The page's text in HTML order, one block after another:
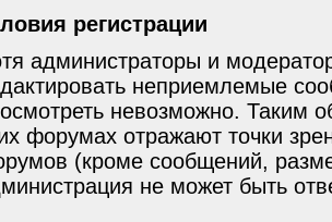
регистрации
администраторы и
неприемлемые
невозможно. Таким
форумах отражают точки
(кроме сообщений,
не может быть